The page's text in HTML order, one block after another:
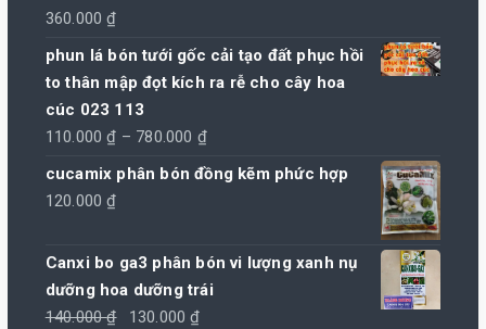
360.000₫
phun lá bón tưới gốc cải tạo đất phục hồi
to thân mập đọt kích ra rễ cho cây hoa
cúc 023 113
110.000₫ – 780.000 ₫Khoảng
giá:
780.000 ₫
cucamix phân bón đồng kẽm phức hợp
120.000₫
Canxi bo ga3 phân bón vi lượng xanh nụ
dưỡng hoa dưỡng trái
140.000₫
Giá
130.000₫